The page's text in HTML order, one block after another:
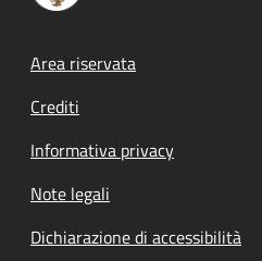
Footer menu
Area riservata
Crediti
Informativa privacy
Note legali
Dichiarazione di accessibilità